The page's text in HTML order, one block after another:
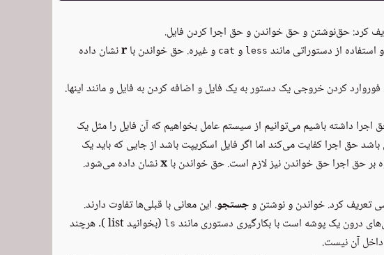
کرد: حق‌نوشتن و حق خواندن و حق اجرا کردن فایل.
از دستوراتی مانند less و cat و غیره. حق خواندن باrنشان داده
کردن خروجی یک دستور به یک فایل و اضافه کردن به فایل و مانند اینها.
اجرا داشته باشیم می‌توانیم از سیستم عامل بخواهیم که آن فایل را مثل یک
باشد حق اجرا کفایت می‌کند اما اگر فایل اسکریپت باشد از جایی که باید یک
بر حق اجرا حق خواندن نیز لازم است. حق خواندن باxنشان داده می‌شود.
کرد. خواندن و نوشتن و جستجو. این معانی با قبلی‌ها تفاوت دارند.
درون یک پوشه است با بکارگیری دستوری مانند ls
(بخوانید list ). هرچند
آن نیست.